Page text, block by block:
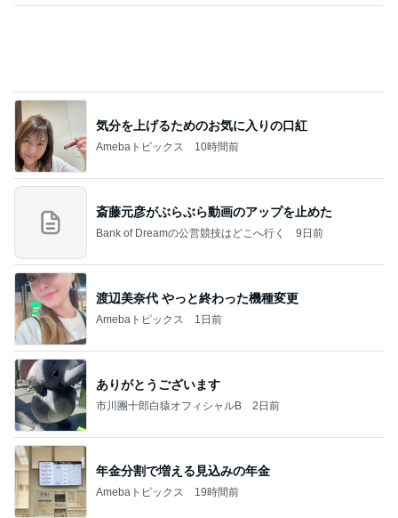
気分を上げるためのお気に入りの口紅
Amebaトピックス 10時間前
斎藤元彦がぶらぶら動画のアップを止めた
Bank of Dreamの公営競技はどこへ行く 9日前
渡辺美奈代 やっと終わった機種変更
Amebaトピックス 1日前
ありがとうございます
市川團十郎白猿オフィシャルB 2日前
年金分割で増える見込みの年金
Amebaトピックス 19時間前